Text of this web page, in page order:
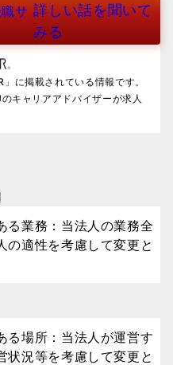
サ 詳しい話を聞いて
みる
に掲載されている情報です。
キャリアアドバイザーが求人
る業務：当法人の業務全
の適性を考慮して変更と
る場所：当法人が運営す
状況等を考慮して変更と